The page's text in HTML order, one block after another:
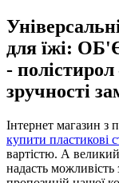
для їжі:
-
зручності
Інтернет магазин з
купити пластикові
вартістю. А
надасть